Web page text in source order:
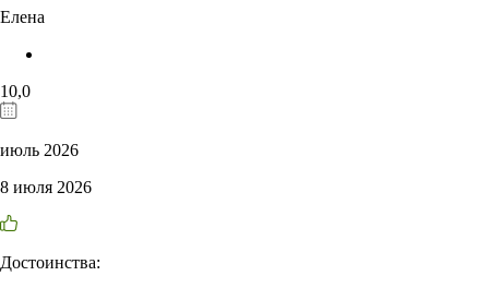
Елена
10,0
июль 2026
8 июля 2026
Достоинства: